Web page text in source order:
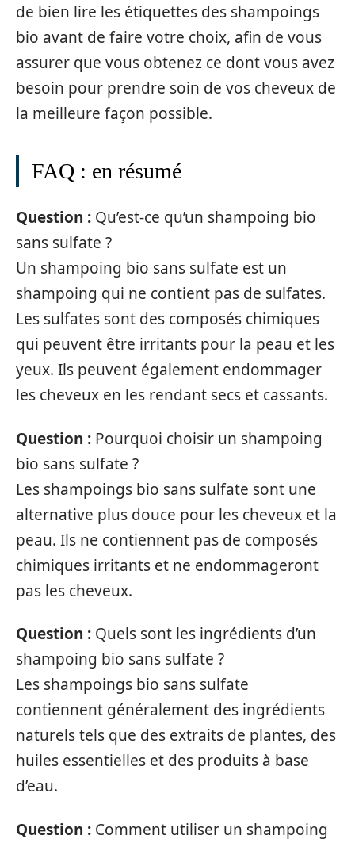
de bien lire les étiquettes des shampoings
bio avant de faire votre choix, afin de vous
assurer que vous obtenez ce dont vous avez
besoin pour prendre soin de vos cheveux de
la meilleure façon possible.
FAQ : en résumé
Question : Qu’est-ce qu’un shampoing bio
sans sulfate ?
Un shampoing bio sans sulfate est un
shampoing qui ne contient pas de sulfates.
Les sulfates sont des composés chimiques
qui peuvent être irritants pour la peau et les
yeux. Ils peuvent également endommager
les cheveux en les rendant secs et cassants.
Question : Pourquoi choisir un shampoing
bio sans sulfate ?
Les shampoings bio sans sulfate sont une
alternative plus douce pour les cheveux et la
peau. Ils ne contiennent pas de composés
chimiques irritants et ne endommageront
pas les cheveux.
Question : Quels sont les ingrédients d’un
shampoing bio sans sulfate ?
Les shampoings bio sans sulfate
contiennent généralement des ingrédients
naturels tels que des extraits de plantes, des
huiles essentielles et des produits à base
d’eau.
Question : Comment utiliser un shampoing